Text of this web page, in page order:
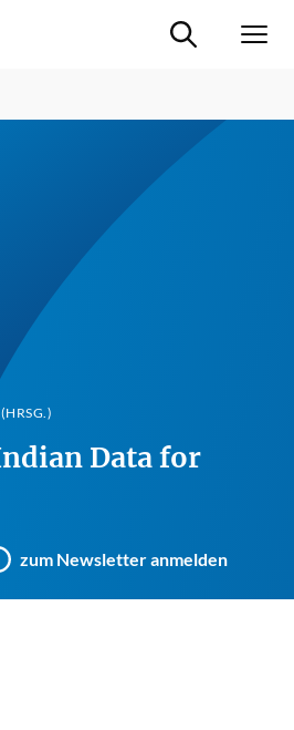
Suche ein-/
Data for
zum Newsletter anmelden